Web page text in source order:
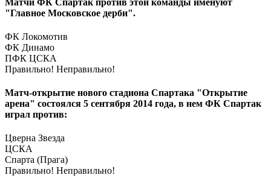
"Главное Московское дерби".
ФК Локомотив
ФК Динамо
ПФК ЦСКА
Правильно! Неправильно!
Матч-открытие нового стадиона Спартака "Открытие
арена" состоялся 5 сентября 2014 года, в нем ФК Спартак
играл против:
Цверна Звезда
ЦСКА
Спарта (Прага)
Правильно! Неправильно!